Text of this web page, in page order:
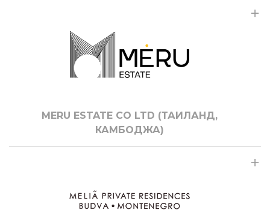
MERU ESTATE CO LTD (ТАИЛАНД,
КАМБОДЖА)